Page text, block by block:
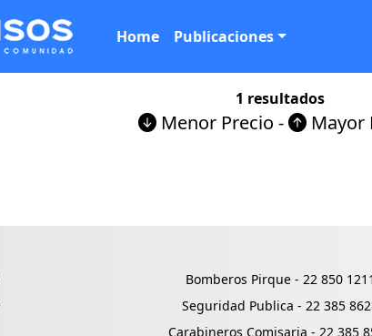
Home Publicaciones
1 resultados
Menor Precio - Mayor
Bomberos Pirque - 22 850 1211
Seguridad Publica - 22 385
Carabineros Comisaria - 22 385